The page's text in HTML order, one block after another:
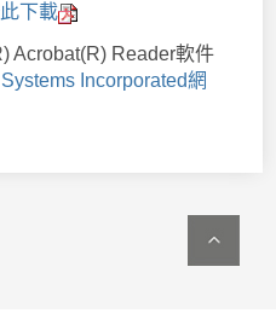
下載
Acrobat(R) Reader軟件
Incorporated網